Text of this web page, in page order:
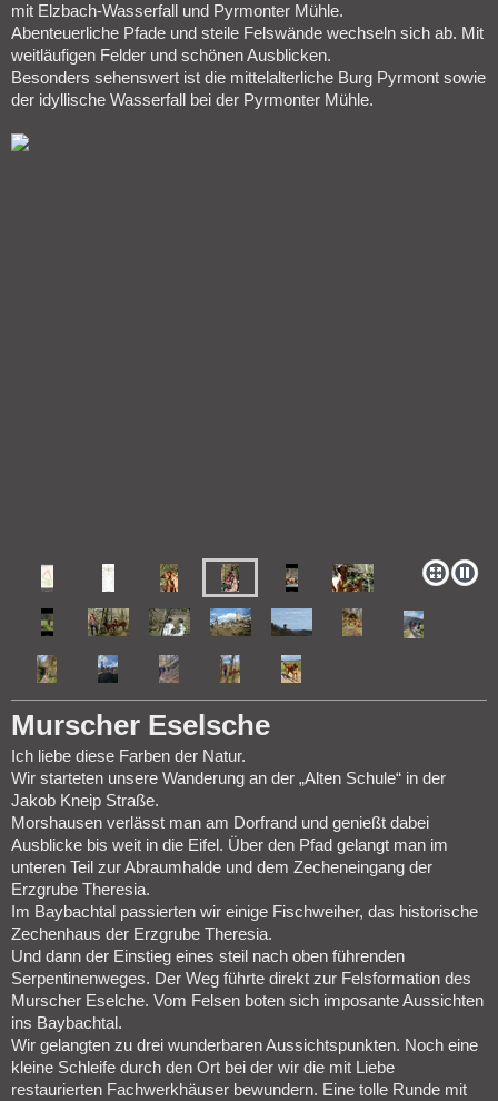
mit Elzbach-Wasserfall und Pyrmonter Mühle.
Abenteuerliche Pfade und steile Felswände wechseln sich ab. Mit
weitläufigen Felder und schönen Ausblicken.
Besonders sehenswert ist die mittelalterliche Burg Pyrmont sowie
der idyllische Wasserfall bei der Pyrmonter Mühle.
Murscher Eselsche
Ich liebe diese Farben der Natur.
Wir starteten unsere Wanderung an der „Alten Schule“ in der
Jakob Kneip Straße.
Morshausen verlässt man am Dorfrand und genießt dabei
Ausblicke bis weit in die Eifel. Über den Pfad gelangt man im
unteren Teil zur Abraumhalde und dem Zecheneingang der
Erzgrube Theresia.
Im Baybachtal passierten wir einige Fischweiher, das historische
Zechenhaus der Erzgrube Theresia.
Und dann der Einstieg eines steil nach oben führenden
Serpentinenweges. Der Weg führte direkt zur Felsformation des
Murscher Eselche. Vom Felsen boten sich imposante Aussichten
ins Baybachtal.
Wir gelangten zu drei wunderbaren Aussichtspunkten. Noch eine
kleine Schleife durch den Ort bei der wir die mit Liebe
restaurierten Fachwerkhäuser bewundern. Eine tolle Runde mit